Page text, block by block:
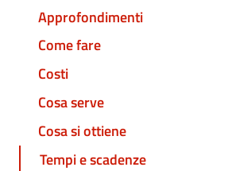
Approfondimenti
Come fare
Costi
Cosa serve
Cosa si ottiene
Tempi e scadenze